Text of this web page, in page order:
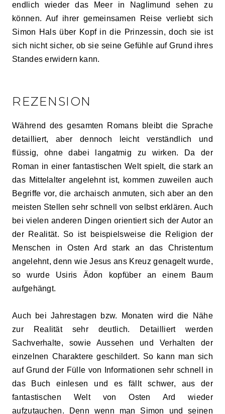
endlich wieder das Meer in Naglimund sehen zu
können. Auf ihrer gemeinsamen Reise verliebt sich
Simon Hals über Kopf in die Prinzessin, doch sie ist
sich nicht sicher, ob sie seine Gefühle auf Grund ihres
Standes erwidern kann.
REZENSION
Während des gesamten Romans bleibt die Sprache
detailliert, aber dennoch leicht verständlich und
flüssig, ohne dabei langatmig zu wirken. Da der
Roman in einer fantastischen Welt spielt, die stark an
das Mittelalter angelehnt ist, kommen zuweilen auch
Begriffe vor, die archaisch anmuten, sich aber an den
meisten Stellen sehr schnell von selbst erklären. Auch
bei vielen anderen Dingen orientiert sich der Autor an
der Realität. So ist beispielsweise die Religion der
Menschen in Osten Ard stark an das Christentum
angelehnt, denn wie Jesus ans Kreuz genagelt wurde,
so wurde Usiris Ädon kopfüber an einem Baum
aufgehängt.
Auch bei Jahrestagen bzw. Monaten wird die Nähe
zur Realität sehr deutlich. Detailliert werden
Sachverhalte, sowie Aussehen und Verhalten der
einzelnen Charaktere geschildert. So kann man sich
auf Grund der Fülle von Informationen sehr schnell in
das Buch einlesen und es fällt schwer, aus der
fantastischen Welt von Osten Ard wieder
aufzutauchen. Denn wenn man Simon und seinen